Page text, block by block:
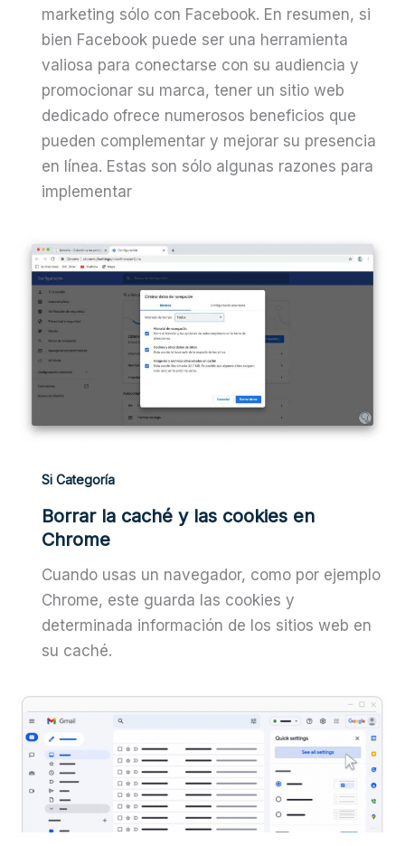
marketing sólo con Facebook. En resumen, si
bien Facebook puede ser una herramienta
valiosa para conectarse con su audiencia y
promocionar su marca, tener un sitio web
dedicado ofrece numerosos beneficios que
pueden complementar y mejorar su presencia
en línea. Estas son sólo algunas razones para
implementar
Si Categoría
Borrar la caché y las cookies en
Chrome
Cuando usas un navegador, como por ejemplo
Chrome, este guarda las cookies y
determinada información de los sitios web en
su caché.